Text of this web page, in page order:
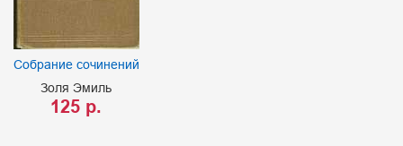
Собрание сочинений
Золя Эмиль
125 р.